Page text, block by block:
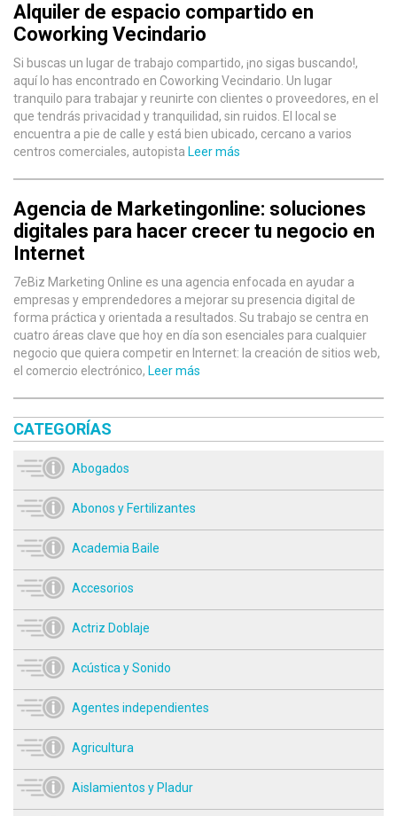
Alquiler de espacio compartido en
Coworking Vecindario
Si buscas un lugar de trabajo compartido, ¡no sigas buscando!,
aquí lo has encontrado en Coworking Vecindario. Un lugar
tranquilo para trabajar y reunirte con clientes o proveedores, en el
que tendrás privacidad y tranquilidad, sin ruidos. El local se
encuentra a pie de calle y está bien ubicado, cercano a varios
centros comerciales, autopista Leer más
Agencia de Marketingonline: soluciones
digitales para hacer crecer tu negocio en
Internet
7eBiz Marketing Online es una agencia enfocada en ayudar a
empresas y emprendedores a mejorar su presencia digital de
forma práctica y orientada a resultados. Su trabajo se centra en
cuatro áreas clave que hoy en día son esenciales para cualquier
negocio que quiera competir en Internet: la creación de sitios web,
el comercio electrónico, Leer más
CATEGORÍAS
Abogados
Abonos y Fertilizantes
Academia Baile
Accesorios
Actriz Doblaje
Acústica y Sonido
Agentes independientes
Agricultura
Aislamientos y Pladur